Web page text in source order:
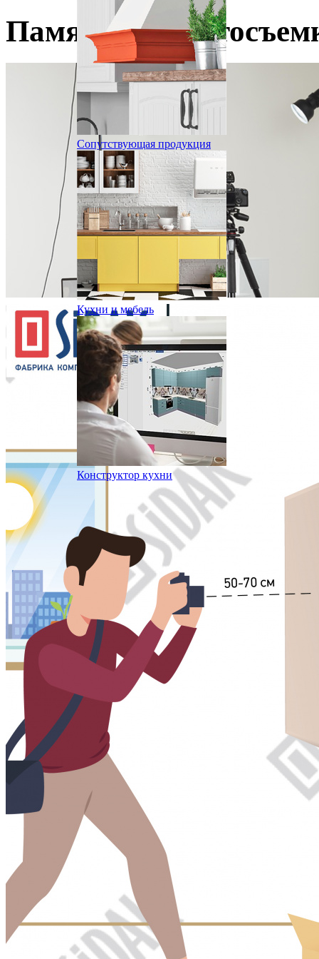
Сопутствующая продукция
Кухни и мебель
Конструктор кухни
Памятка по